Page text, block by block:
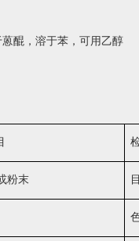
醌，溶于苯，可用乙醇
粉末